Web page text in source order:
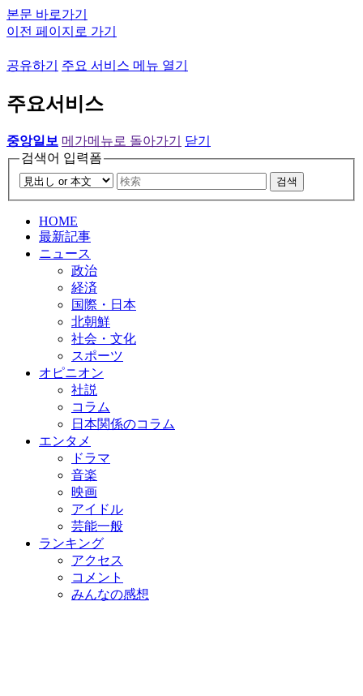
본문 바로가기
이전 페이지로 가기
공유하기 주요 서비스 메뉴 열기
주요서비스
중앙일보 메가메뉴로 돌아가기
닫기
검색어 입력폼
검색
HOME
最新記事
ニュース
政治
経済
国際・日本
北朝鮮
社会・文化
スポーツ
オピニオン
社説
コラム
日本関係のコラム
エンタメ
ドラマ
音楽
映画
アイドル
芸能一般
ランキング
アクセス
コメント
みんなの感想